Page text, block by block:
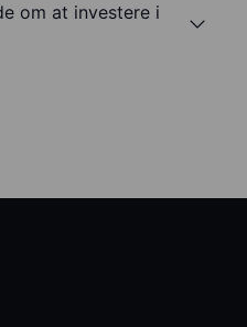
om at investere i